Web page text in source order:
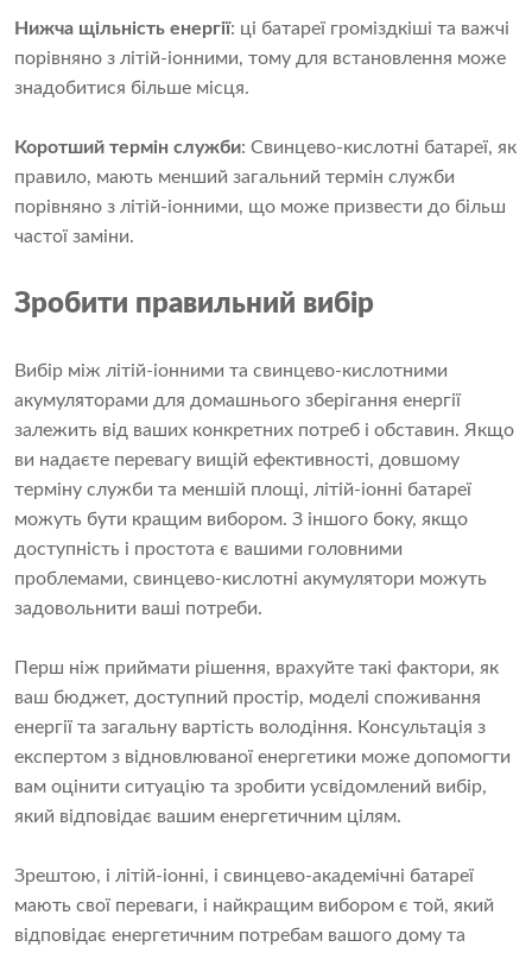
Нижча щільність енергії: ці батареї громіздкіші та важчі
порівняно з літій-іонними, тому для встановлення може
знадобитися більше місця.
Коротший термін служби: Свинцево-кислотні батареї, як
правило, мають менший загальний термін служби
порівняно з літій-іонними, що може призвести до більш
частої заміни.
Зробити правильний вибір
Вибір між літій-іонними та свинцево-кислотними
акумуляторами для домашнього зберігання енергії
залежить від ваших конкретних потреб і обставин. Якщо
ви надаєте перевагу вищій ефективності, довшому
терміну служби та меншій площі, літій-іонні батареї
можуть бути кращим вибором. З іншого боку, якщо
доступність і простота є вашими головними
проблемами, свинцево-кислотні акумулятори можуть
задовольнити ваші потреби.
Перш ніж приймати рішення, врахуйте такі фактори, як
ваш бюджет, доступний простір, моделі споживання
енергії та загальну вартість володіння. Консультація з
експертом з відновлюваної енергетики може допомогти
вам оцінити ситуацію та зробити усвідомлений вибір,
який відповідає вашим енергетичним цілям.
Зрештою, і літій-іонні, і свинцево-академічні батареї
мають свої переваги, і найкращим вибором є той, який
відповідає енергетичним потребам вашого дому та